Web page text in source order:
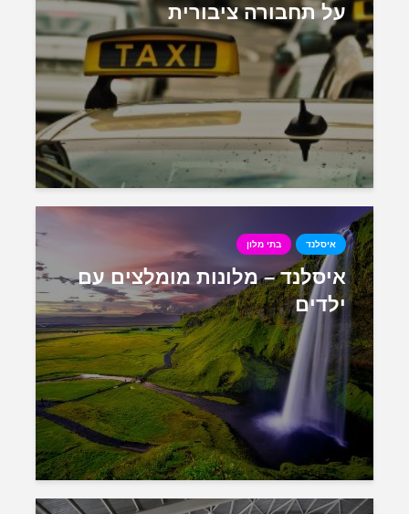
על תחבורה ציבורית
איסלנד בתי מלון
איסלנד – מלונות מומלצים עם
ילדים